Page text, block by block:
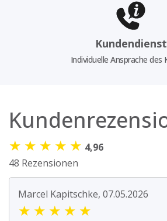
Kundendienst
Individuelle Ansprache des
★ ★ ★ ★ ★ 4,96
48 Rezensionen
Marcel Kapitschke, 07.05.2026
★ ★ ★ ★ ★